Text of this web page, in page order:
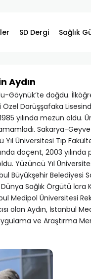
SD Dergi Sağlık
Aydın
Göynük’te doğdu.
Darüşşafaka
yılında mezun oldu.
Sakarya-
Yıl Üniversitesi Tıp
doçent, 2003
Yüzüncü Yıl
Büyükşehir Belediyesi
Dünya Sağlık Örgütü
Medipol Üniversitesi
olan Aydın, İstanbul
ve Araştırma